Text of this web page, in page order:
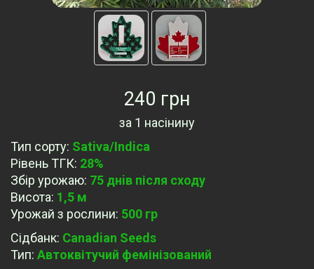
240 грн
за 1 насінину
Тип сорту: Sativa/Indica
Рівень ТГК: 28%
Збір урожаю: 75 днiв після сходу
Висота: 1,5 м
Урожай з рослини: 500 гр
Сідбанк: Canadian Seeds
Тип: Автоквітучий фемінізований